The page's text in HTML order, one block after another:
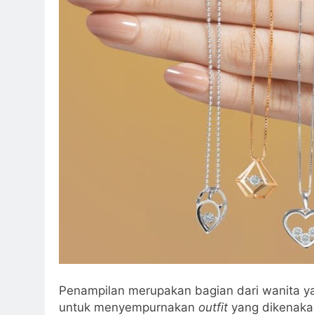
Penampilan merupakan bagian dari wanita
untuk menyempurnakan outfit yang